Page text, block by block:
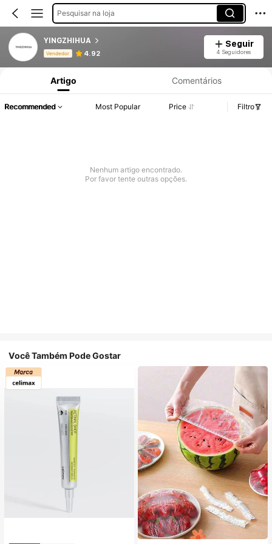
Pesquisar na loja
YINGZHIHUA
Vendedor 4.92
Seguir
4 Seguidores
Informações do Produto: Divulgação de Preço, Vendas e Detalhes de Stock.
Artigo Comentários
Recommended Most Popular Price Filtro
Nenhum artigo encontrado.
Por favor tente outras opções.
Você Também Pode Gostar